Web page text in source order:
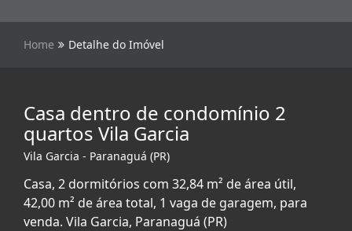
Home Detalhe do Imóvel
Casa dentro de condomínio 2
quartos Vila Garcia
Vila Garcia - Paranaguá (PR)
Casa, 2 dormitórios com 32,84 m² de área útil,
42,00 m² de área total, 1 vaga de garagem, para
venda. Vila Garcia, Paranaguá (PR)